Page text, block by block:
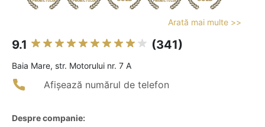
Arată mai multe >>
9.1 (341)
Baia Mare, str. Motorului nr. 7 A
Afișează numărul de telefon
Despre companie: